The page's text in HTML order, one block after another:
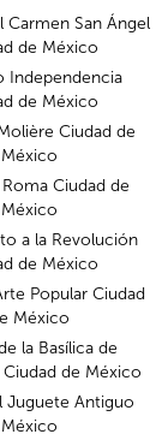
Carmen San Ángel
de México
Independencia
de México
Ciudad de
México
Ciudad de
México
a la Revolución
de México
Popular Ciudad
México
la Basílica de
de México
Juguete Antiguo
México